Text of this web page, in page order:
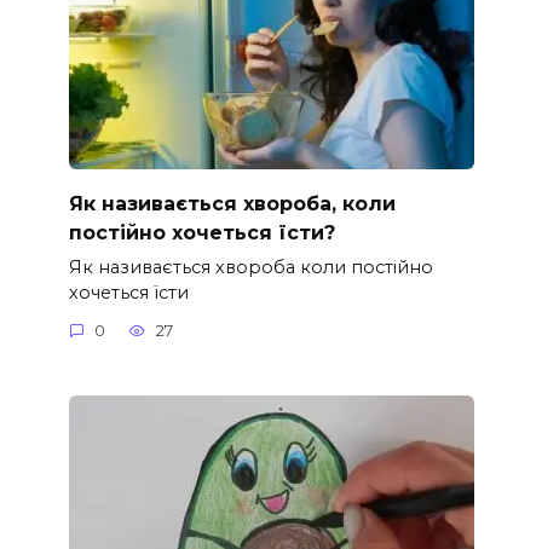
Як називається хвороба, коли
постійно хочеться їсти?
Як називається хвороба коли постійно
хочеться їсти
0 27